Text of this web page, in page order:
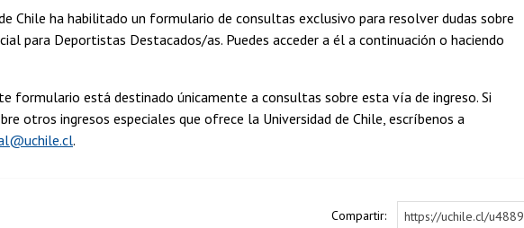
Chile ha habilitado un formulario de consultas exclusivo para resolver dudas sobre
para Deportistas Destacados/as. Puedes acceder a él a continuación o haciendo
formulario está destinado únicamente a consultas sobre esta vía de ingreso. Si
otros ingresos especiales que ofrece la Universidad de Chile, escríbenos a
.
Compartir: https://uchile.cl/u4889